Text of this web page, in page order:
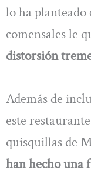
lo ha planteado
comensales le
distorsión
Además de
este
quisquillas de
han hecho una